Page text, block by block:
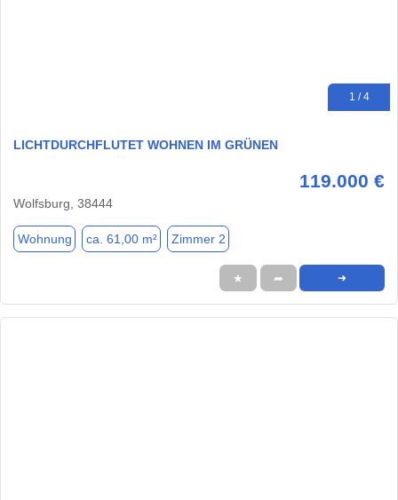
1 / 4
LICHTDURCHFLUTET WOHNEN IM GRÜNEN
119.000 €
Wolfsburg, 38444
Wohnung ca. 61,00 m² Zimmer 2
★ ➦ ➜